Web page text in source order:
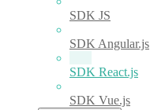
SDK JS
SDK Angular.js
SDK React.js
SDK Vue.js